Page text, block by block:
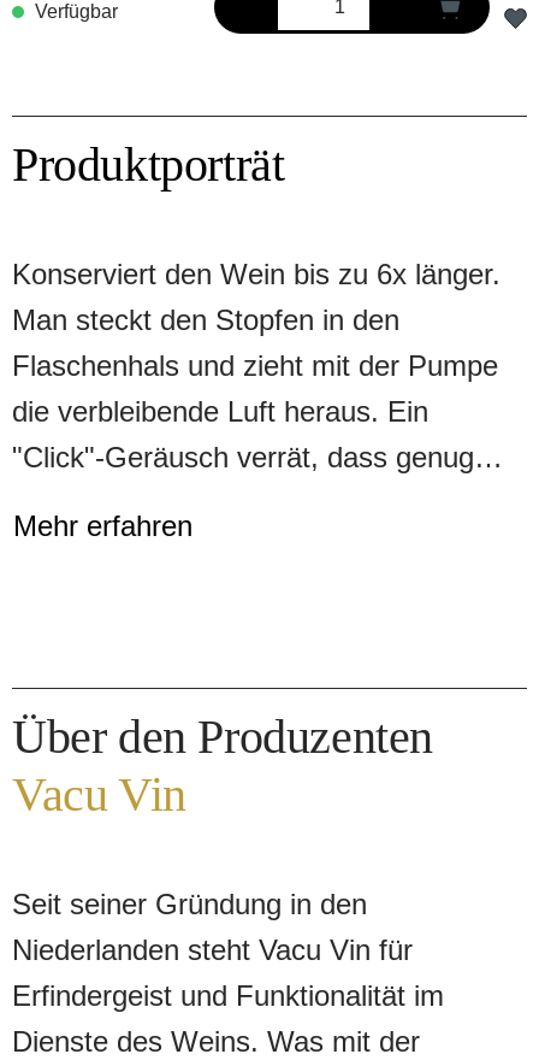
Verfügbar
Produktporträt
Konserviert den Wein bis zu 6x länger.
Man steckt den Stopfen in den
Flaschenhals und zieht mit der Pumpe
die verbleibende Luft heraus. Ein
"Click"-Geräusch verrät, dass genug
Wein erneut geniessen kann. Nicht für
Schaumwein geeignet.
2 Weinverschlüsse
Mehr erfahren
Über den Produzenten
Vacu Vin
Seit seiner Gründung in den
Niederlanden steht Vacu Vin für
Erfindergeist und Funktionalität im
Dienste des Weins. Was mit der